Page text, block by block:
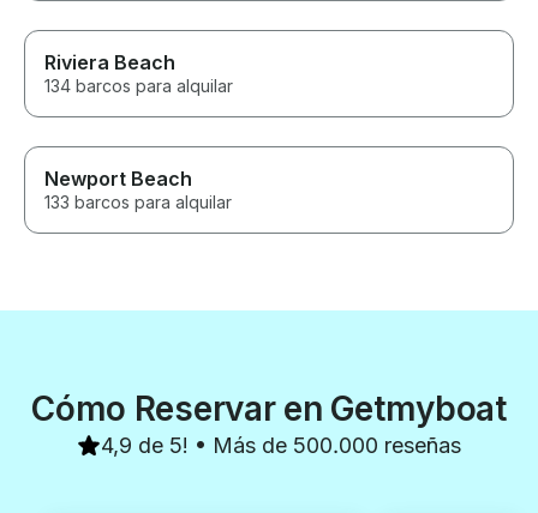
Riviera Beach
134 barcos para alquilar
Newport Beach
133 barcos para alquilar
Cómo Reservar en Getmyboat
4,9 de 5! • Más de 500.000 reseñas